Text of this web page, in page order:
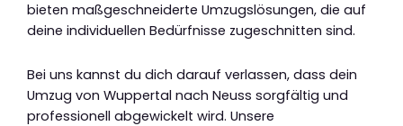
bieten maßgeschneiderte Umzugslösungen, die auf
deine individuellen Bedürfnisse zugeschnitten sind.
Bei uns kannst du dich darauf verlassen, dass dein
Umzug von Wuppertal nach Neuss sorgfältig und
professionell abgewickelt wird. Unsere